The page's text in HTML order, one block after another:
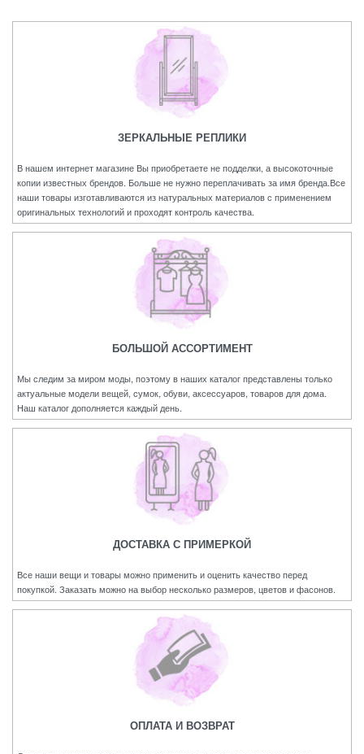
ЗЕРКАЛЬНЫЕ РЕПЛИКИ
В нашем интернет магазине Вы приобретаете не подделки, а высокоточные
копии известных брендов. Больше не нужно переплачивать за имя бренда.Все
наши товары изготавливаются из натуральных материалов с применением
оригинальных технологий и проходят контроль качества.
БОЛЬШОЙ АССОРТИМЕНТ
Мы следим за миром моды, поэтому в наших каталог представлены только
актуальные модели вещей, сумок, обуви, аксессуаров, товаров для дома.
Наш каталог дополняется каждый день.
ДОСТАВКА С ПРИМЕРКОЙ
Все наши вещи и товары можно применить и оценить качество перед
покупкой. Заказать можно на выбор несколько размеров, цветов и фасонов.
ОПЛАТА И ВОЗВРАТ